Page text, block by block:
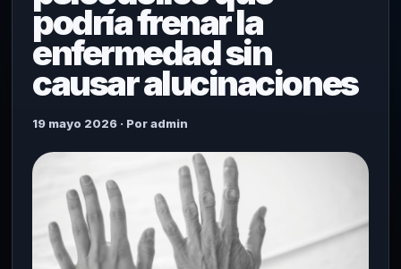
podría frenar la
enfermedad sin
causar alucinaciones
19 mayo 2026 · Por admin